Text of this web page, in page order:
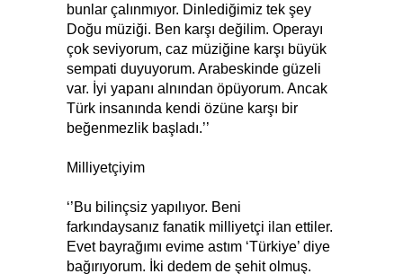
bunlar çalınmıyor. Dinlediğimiz tek şey
Doğu müziği. Ben karşı değilim. Operayı
çok seviyorum, caz müziğine karşı büyük
sempati duyuyorum. Arabeskinde güzeli
var. İyi yapanı alnından öpüyorum. Ancak
Türk insanında kendi özüne karşı bir
beğenmezlik başladı.’’
Milliyetçiyim
‘’Bu bilinçsiz yapılıyor. Beni
farkındaysanız fanatik milliyetçi ilan ettiler.
Evet bayrağımı evime astım ‘Türkiye’ diye
bağırıyorum. İki dedem de şehit olmuş.